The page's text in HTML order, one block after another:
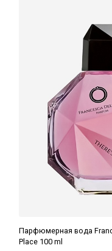
Парфюмерная вода
Place 100 ml